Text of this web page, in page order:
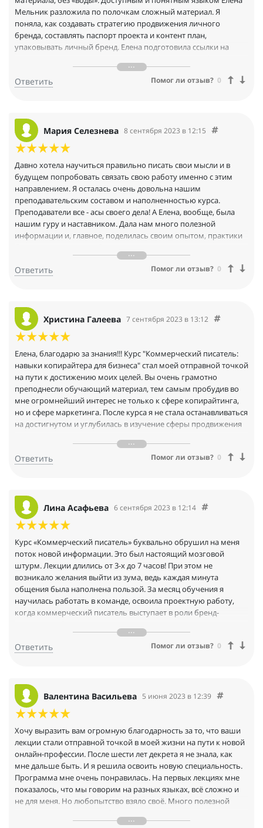
Мельник разложила по полочкам сложный материал. Я
поняла, как создавать стратегию продвижения личного
бренда, составлять паспорт проекта и контент план,
упаковывать личный бренд. Елена подготовила ссылки на
в группы в телеграмме и после окончания курса.
Преподаватели курса - практики, которые любят профессию.
Ответить Помог ли отзыв? 0
Мария Селезнева 8 сентября 2023 в 12:15
Давно хотела научиться правильно писать свои мысли и в
будущем попробовать связать свою работу именно с этим
направлением. Я осталась очень довольна нашим
преподавательским составом и наполненностью курса.
Преподаватели все - асы своего дела! А Елена, вообще, была
нашим гуру и наставником. Дала нам много полезной
информации и, главное, поделилась своим опытом, практики
старались так, как будто это наш заказчик. Благодарна ей за
новые знания и навыки. Прокачались мои скилы. Я без
баллом. Круто! Спасибо большое!Давно хотела научиться
правильно писать свои мысли и в будущем попробовать
связать свою работу именно с этим направлением. Я осталась
очень довольна нашим преподавательским составом и
наполненностью курса. Преподаватели все - асы своего дела! А
Елена, вообще, была нашим гуру и наставником. Дала нам
много полезной информации и, главное, поделилась своим
опытом, практики были построены на работе с реальными
клиентами, мы старались так, как будто это наш заказчик.
Благодарна ей за новые знания и навыки. Прокачались мои
скилы. Я без проблем справилась со всеми домашними
максимальным баллом. Круто! Спасибо большое!
Ответить Помог ли отзыв? 0
Христина Галеева 7 сентября 2023 в 13:12
Елена, благодарю за знания!!! Курс "Коммерческий писатель:
навыки копирайтера для бизнеса" стал моей отправной точкой
на пути к достижению моих целей. Вы очень грамотно
преподнесли обучающий материал, тем самым пробудив во
мне огромнейший интерес не только к сфере копирайтинга,
но и сфере маркетинга. После курса я не стала останавливаться
на достигнутом и углубилась в изучение сферы продвижения
перспективный интернет-маркетолог. Спасибо! Вы расширили
горизонты моих возможностей!
Ответить Помог ли отзыв? 0
Лина Асафьева 6 сентября 2023 в 12:14
Курс «Коммерческий писатель» буквально обрушил на меня
поток новой информации. Это был настоящий мозговой
штурм. Лекции длились от 3-х до 7 часов! При этом не
возникало желания выйти из зума, ведь каждая минута
общения была наполнена пользой. За месяц обучения я
научилась работать в команде, освоила проектную работу,
когда коммерческий писатель выступает в роли бренд-
рекламы. Я получила основы SEO продвижения, инсайты по
созданию оригинальных текстов, по поиску и проверке
сотрудничество. Считаю, что намеченные цели достигнуты.
Пора брать новые вершины.
Ответить Помог ли отзыв? 0
Валентина Васильева 5 июня 2023 в 12:39
Хочу выразить вам огромную благодарность за то, что ваши
лекции стали отправной точкой в моей жизни на пути к новой
онлайн-профессии. После шести лет декрета я не знала, как
мне дальше быть. И я решила освоить новую специальность.
Программа мне очень понравилась. На первых лекциях мне
показалось, что мы говорим на разных языках, всё сложно и
не для меня. Но любопытство взяло своё. Много полезной
сетях. Я узнала, что такое бриф, ТЗ, где искать и как работать с